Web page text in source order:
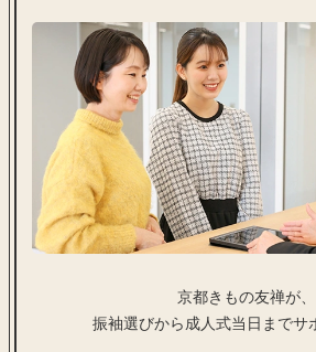
京都きもの友禅が、
振袖選びから成人式当日までサ